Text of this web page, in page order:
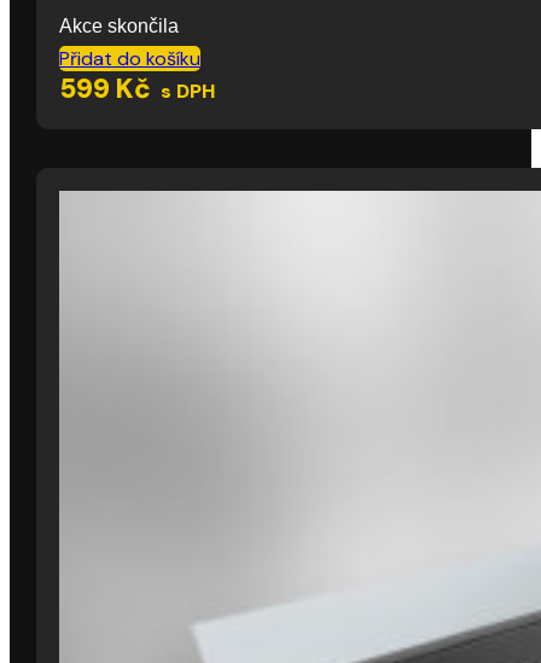
Akce skončila
Přidat do košíku
599 Kč s DPH